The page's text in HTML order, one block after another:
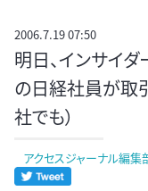
2006.7.19 07:50
明日、インサイ
の日経社員が取
社でも）
アクセスジャーナル編集